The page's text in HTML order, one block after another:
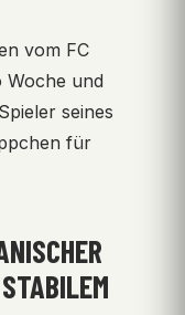
vom FC
und
seines
für
E